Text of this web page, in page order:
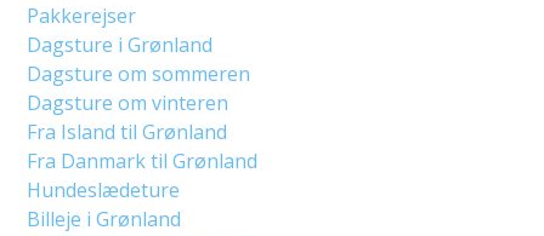
Pakkerejser
Dagsture i Grønland
Dagsture om sommeren
Dagsture om vinteren
Fra Island til Grønland
Fra Danmark til Grønland
Hundeslædeture
Billeje i Grønland